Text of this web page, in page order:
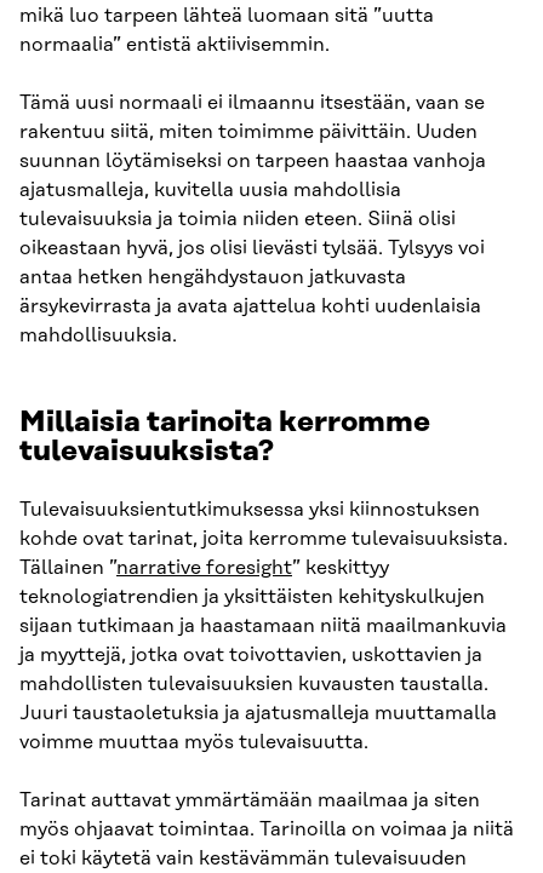
mikä luo tarpeen lähteä luomaan sitä ”uutta
normaalia” entistä aktiivisemmin.
Tämä uusi normaali ei ilmaannu itsestään, vaan se
rakentuu siitä, miten toimimme päivittäin. Uuden
suunnan löytämiseksi on tarpeen haastaa vanhoja
ajatusmalleja, kuvitella uusia mahdollisia
tulevaisuuksia ja toimia niiden eteen. Siinä olisi
oikeastaan hyvä, jos olisi lievästi tylsää. Tylsyys voi
antaa hetken hengähdystauon jatkuvasta
ärsykevirrasta ja avata ajattelua kohti uudenlaisia
mahdollisuuksia.
Millaisia tarinoita kerromme
tulevaisuuksista?
Tulevaisuuksientutkimuksessa yksi kiinnostuksen
kohde ovat tarinat, joita kerromme tulevaisuuksista.
Tällainen ”narrative foresight” keskittyy
teknologiatrendien ja yksittäisten kehityskulkujen
sijaan tutkimaan ja haastamaan niitä maailmankuvia
ja myyttejä, jotka ovat toivottavien, uskottavien ja
mahdollisten tulevaisuuksien kuvausten taustalla.
Juuri taustaoletuksia ja ajatusmalleja muuttamalla
voimme muuttaa myös tulevaisuutta.
Tarinat auttavat ymmärtämään maailmaa ja siten
myös ohjaavat toimintaa. Tarinoilla on voimaa ja niitä
ei toki käytetä vain kestävämmän tulevaisuuden